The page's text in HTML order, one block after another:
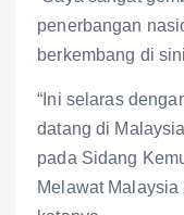
penerbangan
berkembang di
“Ini selaras
datang di
pada Sidang
Melawat Malaysia